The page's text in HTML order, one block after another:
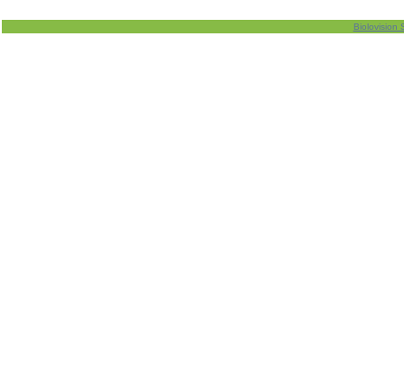
Biolovision